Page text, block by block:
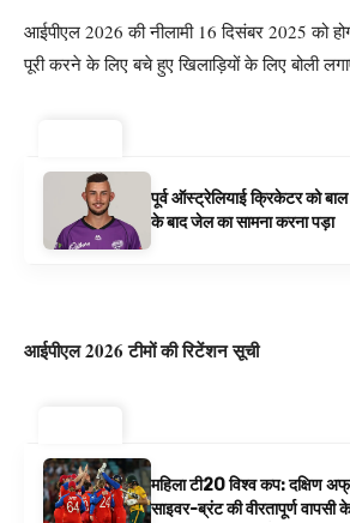
आईपीएल 2026 की नीलामी 16 दिसंबर 2025 को
पूरी करने के लिए बचे हुए खिलाड़ियों के लिए बोली
पूर्व ऑस्ट्रेलियाई क्रिकेटर को बाल
के बाद जेल का सामना करना पड़ा
आईपीएल 2026 टीमों की रिटेंशन सूची
महिला टी20 विश्व कप: दक्षिण
साइवर-ब्रंट की वीरतापूर्ण